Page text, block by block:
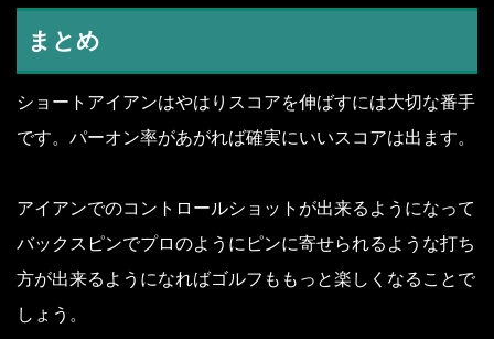
まとめ
ショートアイアンはやはりスコアを伸ばすには大切な番手
です。パーオン率があがれば確実にいいスコアは出ます。
アイアンでのコントロールショットが出来るようになって
バックスピンでプロのようにピンに寄せられるような打ち
方が出来るようになればゴルフももっと楽しくなることで
しょう。